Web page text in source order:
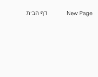
דף הבית New Page